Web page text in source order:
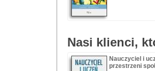
Nasi klienci,
Nauczyciel i
przestrzeni